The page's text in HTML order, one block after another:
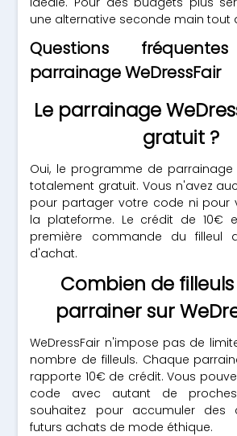
une alternative seconde main tout
Questions
parrainage WeDressFair
Le parrainage
gratuit ?
Oui, le programme de parrainage
totalement gratuit. Vous n'avez
pour partager votre code ni pour
la plateforme. Le crédit de 10€
première commande du filleul
d'achat.
Combien de
parrainer sur
WeDressFair n'impose pas de
nombre de filleuls. Chaque
rapporte 10€ de crédit. Vous
code avec autant de
souhaitez pour accumuler des
futurs achats de mode éthique.